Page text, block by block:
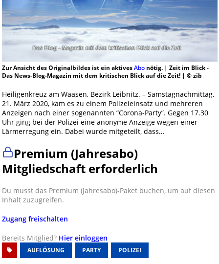
Zur Ansicht des Originalbildes ist ein aktivesAbonötig. | Zeit im Blick -
Das News-Blog-Magazin mit dem kritischen Blick auf die Zeit! | © zib
Heiligenkreuz am Waasen, Bezirk Leibnitz. – Samstagnachmittag,
21. März 2020, kam es zu einem Polizeieinsatz und mehreren
Anzeigen nach einer sogenannten “Corona-Party”. Gegen 17.30
Uhr ging bei der Polizei eine anonyme Anzeige wegen einer
Lärmerregung ein. Dabei wurde mitgeteilt, dass…
Premium (Jahresabo)
Mitgliedschaft erforderlich
Du musst das Premium (Jahresabo)-Paket buchen, um auf diesen
Inhalt zuzugreifen.
Zugang freischalten
Bereits Mitglied? Hier einloggen
AUFLÖSUNG PARTY POLIZEI